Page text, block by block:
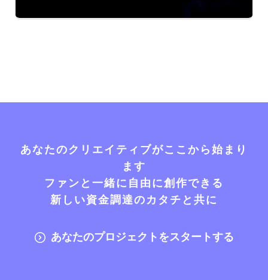
あなたのクリエイティブがここから始まり
ます
ファンと一緒に自由に創作できる
新しい資金調達のカタチと共に
あなたのプロジェクトをスタートする